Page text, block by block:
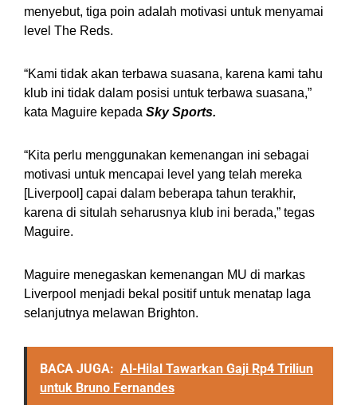
menyebut, tiga poin adalah motivasi untuk menyamai
level The Reds.
“Kami tidak akan terbawa suasana, karena kami tahu
klub ini tidak dalam posisi untuk terbawa suasana,”
kata Maguire kepada Sky Sports.
“Kita perlu menggunakan kemenangan ini sebagai
motivasi untuk mencapai level yang telah mereka
[Liverpool] capai dalam beberapa tahun terakhir,
karena di situlah seharusnya klub ini berada,” tegas
Maguire.
Maguire menegaskan kemenangan MU di markas
Liverpool menjadi bekal positif untuk menatap laga
selanjutnya melawan Brighton.
BACA JUGA: Al-Hilal Tawarkan Gaji Rp4 Triliun
untuk Bruno Fernandes